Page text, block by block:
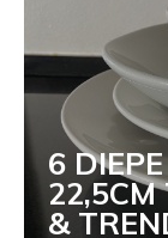
6
22,5CM
&